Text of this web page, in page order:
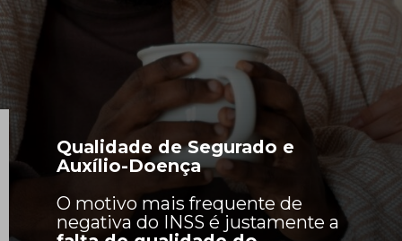
Qualidade de Segurado e
Auxílio-Doença
O motivo mais frequente de
negativa do INSS é justamente a